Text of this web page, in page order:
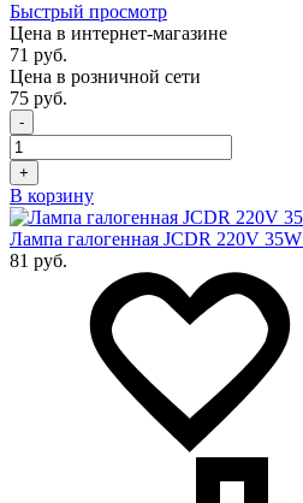
Быстрый просмотр
Цена в интернет-магазине
71 руб.
Цена в розничной сети
75 руб.
-
+
В корзину
Лампа галогенная JCDR 220V
81 руб.